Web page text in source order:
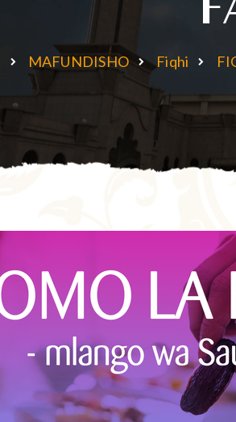
MAFUNDISHO Fiqhi